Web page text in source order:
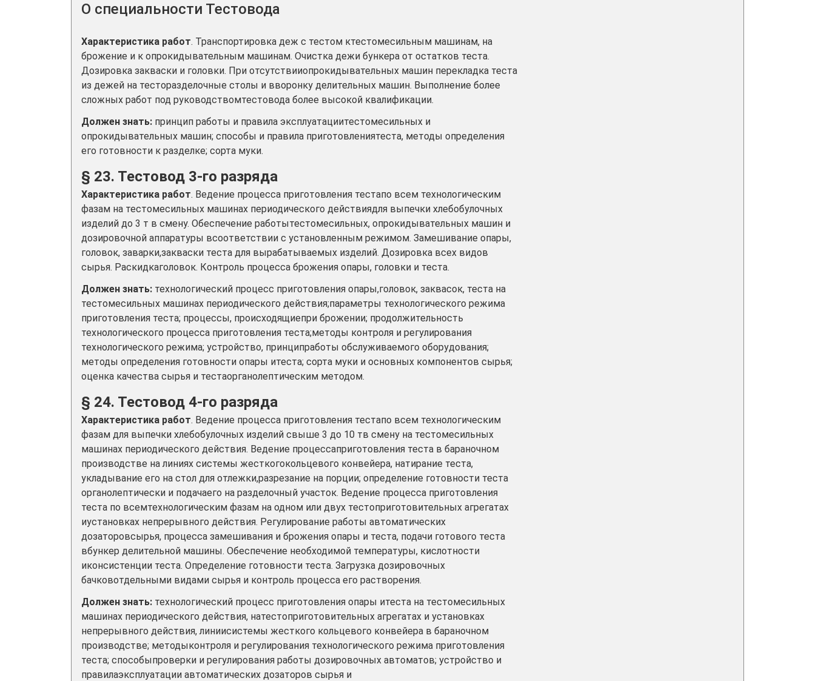
О специальности Тестовода
Характеристика работ. Транспортировка деж с тестом ктестомесильным машинам, на
брожение и к опрокидывательным машинам. Очистка дежи бункера от остатков теста.
Дозировка закваски и головки. При отсутствииопрокидывательных машин перекладка теста
из дежей на тесторазделочные столы и вворонку делительных машин. Выполнение более
сложных работ под руководствомтестовода более высокой квалификации.
Должен знать: принцип работы и правила эксплуатациитестомесильных и
опрокидывательных машин; способы и правила приготовлениятеста, методы определения
его готовности к разделке; сорта муки.
§ 23. Тестовод 3-го разряда
Характеристика работ. Ведение процесса приготовления тестапо всем технологическим
фазам на тестомесильных машинах периодического действиядля выпечки хлебобулочных
изделий до 3 т в смену. Обеспечение работытестомесильных, опрокидывательных машин и
дозировочной аппаратуры всоответствии с установленным режимом. Замешивание опары,
головок, заварки,закваски теста для вырабатываемых изделий. Дозировка всех видов
сырья. Раскидкаголовок. Контроль процесса брожения опары, головки и теста.
Должен знать: технологический процесс приготовления опары,головок, заквасок, теста на
тестомесильных машинах периодического действия;параметры технологического режима
приготовления теста; процессы, происходящиепри брожении; продолжительность
технологического процесса приготовления теста;методы контроля и регулирования
технологического режима; устройство, принципработы обслуживаемого оборудования;
методы определения готовности опары итеста; сорта муки и основных компонентов сырья;
оценка качества сырья и тестаорганолептическим методом.
§ 24. Тестовод 4-го разряда
Характеристика работ. Ведение процесса приготовления тестапо всем технологическим
фазам для выпечки хлебобулочных изделий свыше 3 до 10 тв смену на тестомесильных
машинах периодического действия. Ведение процессаприготовления теста в бараночном
производстве на линиях системы жесткогокольцевого конвейера, натирание теста,
укладывание его на стол для отлежки,разрезание на порции; определение готовности теста
органолептически и подачаего на разделочный участок. Ведение процесса приготовления
теста по всемтехнологическим фазам на одном или двух тестоприготовительных агрегатах
иустановках непрерывного действия. Регулирование работы автоматических
дозаторовсырья, процесса замешивания и брожения опары и теста, подачи готового теста
вбункер делительной машины. Обеспечение необходимой температуры, кислотности
иконсистенции теста. Определение готовности теста. Загрузка дозировочных
бачковотдельными видами сырья и контроль процесса его растворения.
Должен знать: технологический процесс приготовления опары итеста на тестомесильных
машинах периодического действия, натестоприготовительных агрегатах и установках
непрерывного действия, линиисистемы жесткого кольцевого конвейера в бараночном
производстве; методыконтроля и регулирования технологического режима приготовления
теста; способыпроверки и регулирования работы дозировочных автоматов; устройство и
правилаэксплуатации автоматических дозаторов сырья и